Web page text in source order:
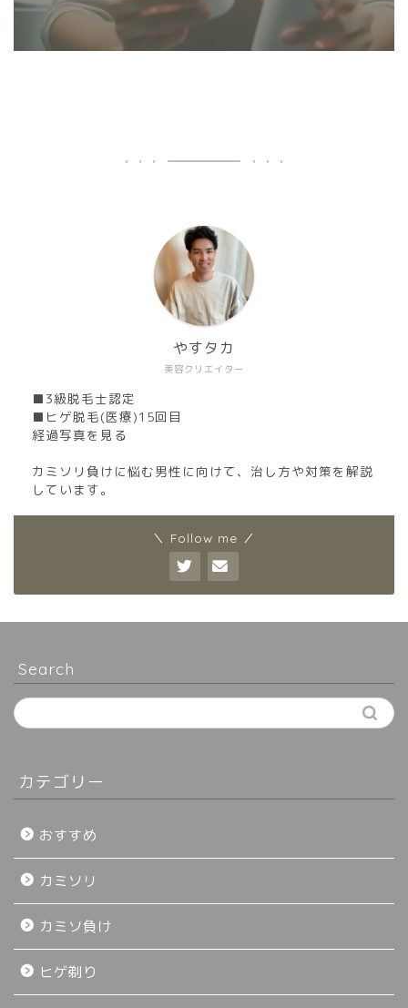
美容クリエイター
やすタカ
■3級脱毛士認定
■ヒゲ脱毛(医療)15回目
経過写真を見る
カミソリ負けに悩む男性に向けて、治し方や対策を解説
しています。
＼ Follow me ／
Search
カテゴリー
おすすめ
カミソリ
カミソ負け
ヒゲ剃り